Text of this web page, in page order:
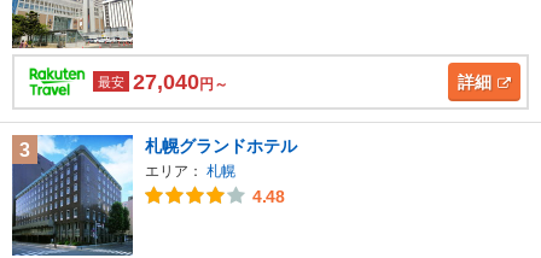
最安 27,040円～ 詳細
3 札幌グランドホテル
エリア： 札幌
4.48